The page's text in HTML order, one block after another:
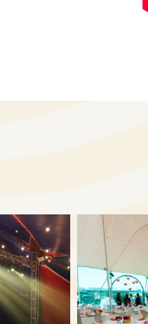
לפתיחת
התמונה
בגדול
-